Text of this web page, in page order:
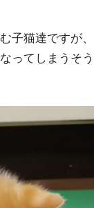
子猫達ですが、
ってしまうそう